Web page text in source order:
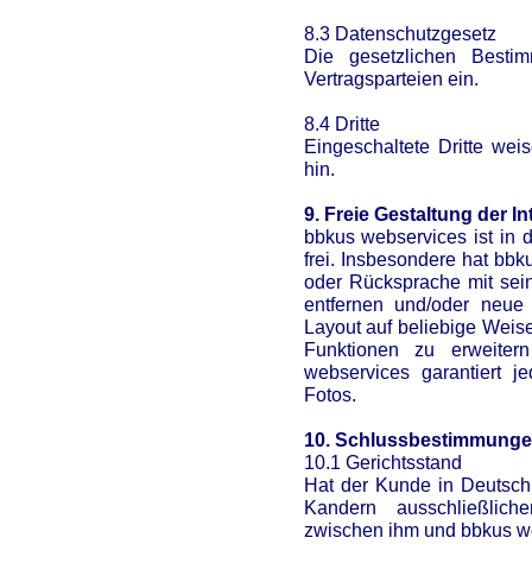
8.3 Datenschutzgesetz
Die gesetzlichen
Vertragsparteien ein.
8.4 Dritte
Eingeschaltete Dritte
hin.
9. Freie Gestaltung der
bbkus webservices ist in
frei. Insbesondere hat
oder Rücksprache mit
entfernen und/oder
Layout auf beliebige
Funktionen zu
webservices garantiert
Fotos.
10.
10.1 Gerichtsstand
Hat der Kunde in
Kandern
zwischen ihm und bbkus